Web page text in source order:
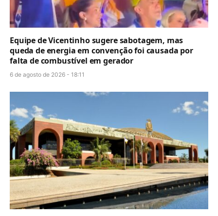
Equipe de Vicentinho sugere sabotagem, mas
queda de energia em convenção foi causada por
falta de combustível em gerador
6 de agosto de 2026 - 18:11